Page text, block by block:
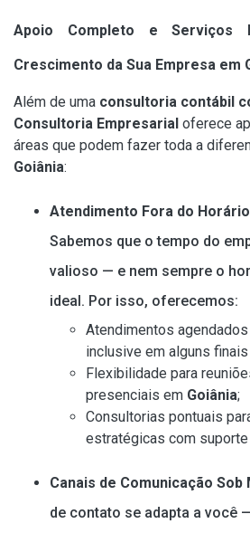
Apoio Completo e Serviços
Crescimento da Sua Empresa em
Além de uma consultoria contábil
Consultoria Empresarial oferece
áreas que podem fazer toda a
Goiânia:
Atendimento Fora do
Sabemos que o tempo do
valioso — e nem sempre o
ideal. Por isso, oferecemos:
Atendimentos
inclusive em alguns
Flexibilidade para
presenciais em Goiânia;
Consultorias pontuais
estratégicas com
Canais de Comunicação Sob
de contato se adapta a você